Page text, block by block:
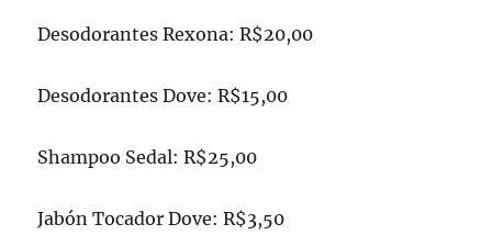
Desodorantes Rexona: R$20,00
Desodorantes Dove: R$15,00
Shampoo Sedal: R$25,00
Jabón Tocador Dove: R$3,50